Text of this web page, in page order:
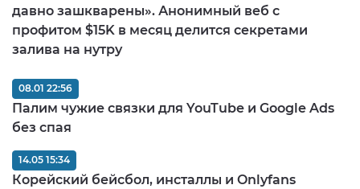
давно зашкварены». Анонимный веб с
профитом $15K в месяц делится секретами
залива на нутру
Палим чужие связки для YouTube и Google Ads
без спая
08.01 22:56
Корейский бейсбол, инсталлы и Onlyfans
14.05 15:34